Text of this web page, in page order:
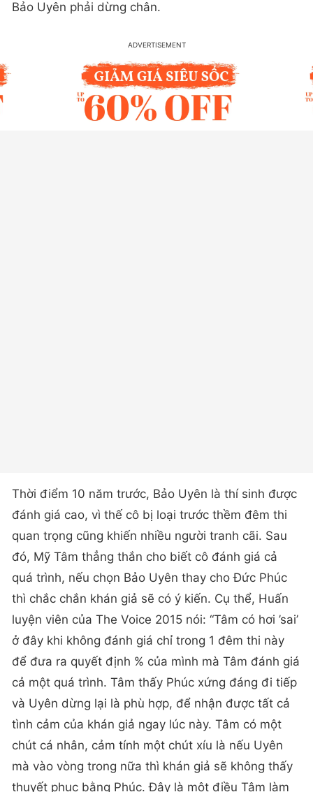
Bảo Uyên phải dừng chân.
Thời điểm 10 năm trước, Bảo Uyên là thí sinh được
đánh giá cao, vì thế cô bị loại trước thềm đêm thi
quan trọng cũng khiến nhiều người tranh cãi. Sau
đó, Mỹ Tâm thẳng thắn cho biết cô đánh giá cả
quá trình, nếu chọn Bảo Uyên thay cho Đức Phúc
thì chắc chắn khán giả sẽ có ý kiến. Cụ thể, Huấn
luyện viên của The Voice 2015 nói: “Tâm có hơi ’sai’
ở đây khi không đánh giá chỉ trong 1 đêm thi này
để đưa ra quyết định % của mình mà Tâm đánh giá
cả một quá trình. Tâm thấy Phúc xứng đáng đi tiếp
và Uyên dừng lại là phù hợp, để nhận được tất cả
tình cảm của khán giả ngay lúc này. Tâm có một
chút cá nhân, cảm tính một chút xíu là nếu Uyên
mà vào vòng trong nữa thì khán giả sẽ không thấy
thuyết phục bằng Phúc. Đây là một điều Tâm làm